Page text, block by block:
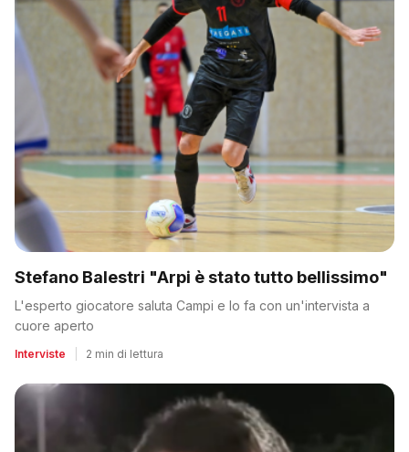
Stefano Balestri "Arpi è stato tutto bellissimo"
L'esperto giocatore saluta Campi e lo fa con un'intervista a
cuore aperto
Interviste 2 min di lettura